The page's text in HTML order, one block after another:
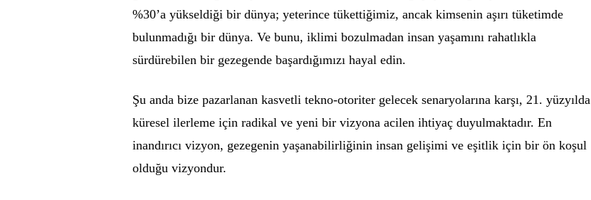
%30’a yükseldiği bir dünya; yeterince tükettiğimiz, ancak kimsenin aşırı tüketimde
bulunmadığı bir dünya. Ve bunu, iklimi bozulmadan insan yaşamını rahatlıkla
sürdürebilen bir gezegende başardığımızı hayal edin.
Şu anda bize pazarlanan kasvetli tekno-otoriter gelecek senaryolarına karşı, 21. yüzyılda
küresel ilerleme için radikal ve yeni bir vizyona acilen ihtiyaç duyulmaktadır. En
inandırıcı vizyon, gezegenin yaşanabilirliğinin insan gelişimi ve eşitlik için bir ön koşul
olduğu vizyondur.